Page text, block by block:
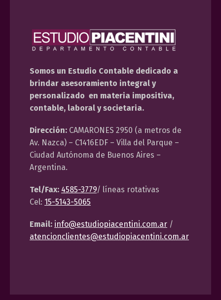
Somos un Estudio Contable dedicado a
brindar asesoramiento integral y
personalizado en materia impositiva,
contable, laboral y societaria.
Dirección: CAMARONES 2950 (a metros de
Av. Nazca) – C1416EDF – Villa del Parque –
Ciudad Autónoma de Buenos Aires –
Argentina.
Tel/Fax: 4585-3779/ líneas rotativas
Cel: 15-5143-5065
Email: info@estudiopiacentini.com.ar /
atencionclientes@estudiopiacentini.com.ar